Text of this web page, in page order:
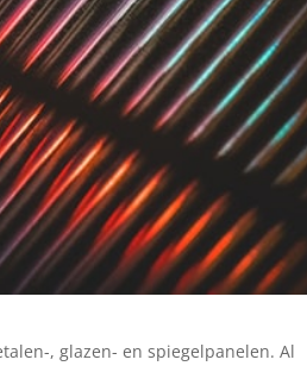
, glazen- en spiegelpanelen. Al